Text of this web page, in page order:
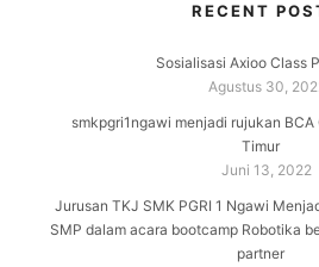
RECENT
Sosialisasi Axioo Class
Agustus 30,
smkpgri1ngawi menjadi rujukan
Timur
Juni 13, 2022
Jurusan TKJ SMK PGRI 1 Ngawi
SMP dalam acara bootcamp Robotika
partner